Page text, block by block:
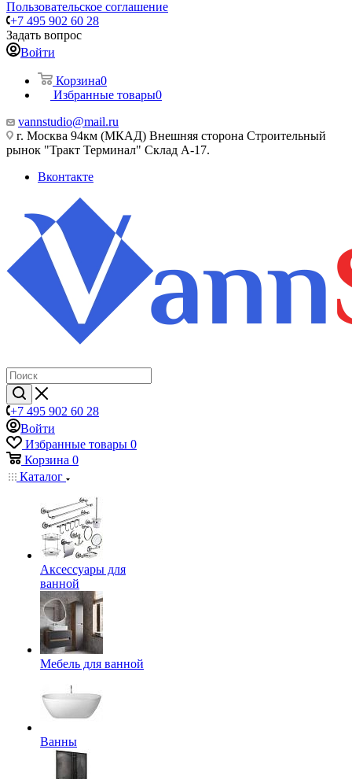
Пользовательское соглашение
+7 495 902 60 28
Задать вопрос
Войти
Корзина0
Избранные товары0
vannstudio@mail.ru
г. Москва 94км (МКАД) Внешняя сторона Строительный
рынок "Тракт Терминал" Склад А-17.
Вконтакте
+7 495 902 60 28
Войти
Избранные товары 0
Корзина 0
Каталог
Аксессуары для
ванной
Мебель для ванной
Ванны